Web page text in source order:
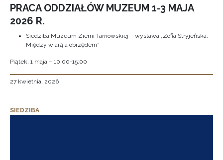
PRACA ODDZIAŁÓW MUZEUM 1-3 MAJA
2026 R.
Siedziba Muzeum Ziemi Tarnowskiej – wystawa „Zofia Stryjeńska.
Między wiarą a obrzędem”
Piątek, 1 maja – 10:00-15:00
27 kwietnia, 2026
SIEDZIBA